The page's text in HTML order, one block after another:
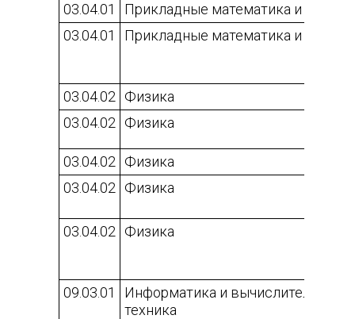
03.04.01
Прикладные математика и физика
03.04.01
Прикладные математика и физика
03.04.02
Физика
03.04.02
Физика
03.04.02
Физика
03.04.02
Физика
03.04.02 Физика
09.03.01
Информатика и вычислительная
техника